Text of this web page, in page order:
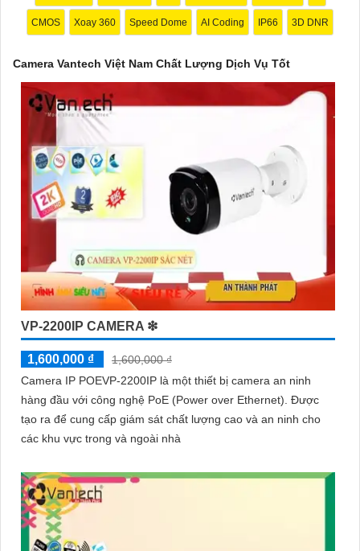
mang lại sự an tâm cho người dùng trong việc giám sát và bảo
vệ tài sản. Đồng thời, giá cả của sản phẩm cũng được đánh giá
Nếu bạn cần thêm thông tin chi tiết về sản phẩm hay muốn tư
vấn, hãy liên hệ với đại lý phân phối chính thức của Vantech để
được hỗ trợ tốt nhất.
CMOS Xoay 360 Speed Dome AI Coding IP66 3D DNR
Camera Vantech Việt Nam Chất Lượng Dịch Vụ Tốt
VP-2200IP CAMERA ❇
1,600,000 ₫
1,600,000 ₫
Camera IP POEVP-2200IP là một thiết bị camera an ninh
hàng đầu với công nghệ PoE (Power over Ethernet). Được
tạo ra để cung cấp giám sát chất lượng cao và an ninh cho
các khu vực trong và ngoài nhà